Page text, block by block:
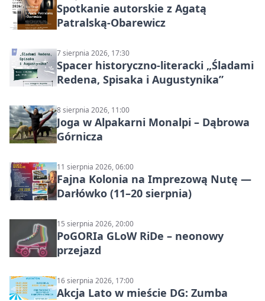
Spotkanie autorskie z Agatą
Patralską-Obarewicz
7 sierpnia 2026, 17:30
Spacer historyczno-literacki „Śladami
Redena, Spisaka i Augustynika”
8 sierpnia 2026, 11:00
Joga w Alpakarni Monalpi – Dąbrowa
Górnicza
11 sierpnia 2026, 06:00
Fajna Kolonia na Imprezową Nutę —
Darłówko (11–20 sierpnia)
15 sierpnia 2026, 20:00
PoGORIa GLoW RiDe – neonowy
przejazd
16 sierpnia 2026, 17:00
Akcja Lato w mieście DG: Zumba